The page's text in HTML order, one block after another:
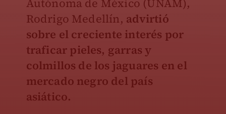
Autónoma de México (UNAM),
Rodrigo Medellín, advirtió
sobre el creciente interés por
traficar pieles, garras y
colmillos de los jaguares en el
mercado negro del país
asiático.